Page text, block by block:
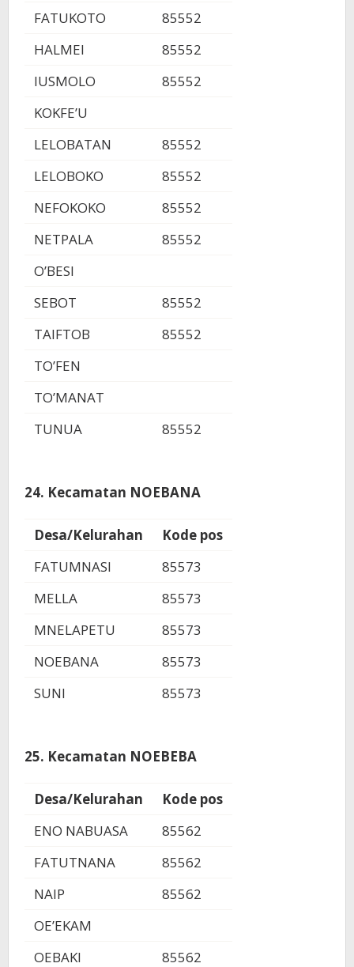
FATUKOTO
85552
HALMEI
85552
IUSMOLO
85552
KOKFE’U
LELOBATAN
85552
LELOBOKO
85552
NEFOKOKO
85552
NETPALA
85552
O’BESI
SEBOT
85552
TAIFTOB
85552
TO’FEN
TO’MANAT
TUNUA
85552
24. Kecamatan NOEBANA
Desa/Kelurahan
Kode pos
FATUMNASI
85573
MELLA
85573
MNELAPETU
85573
NOEBANA
85573
SUNI
85573
25. Kecamatan NOEBEBA
Desa/Kelurahan
Kode pos
ENO NABUASA
85562
FATUTNANA
85562
NAIP
85562
OE’EKAM
OEBAKI
85562